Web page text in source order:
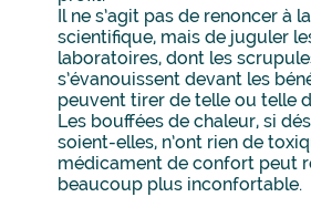
Il ne s’agit pas de renoncer à
scientifique, mais de juguler
laboratoires, dont les
s’évanouissent devant les
peuvent tirer de telle ou telle
Les bouffées de chaleur, si
soient-elles, n’ont rien de
médicament de confort peut
beaucoup plus inconfortable.